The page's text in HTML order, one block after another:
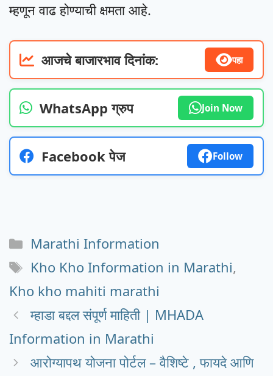
म्हणून वाढ होण्याची क्षमता आहे.
आजचे बाजारभाव दिनांक: पहा
WhatsApp ग्रुप Join Now
Facebook पेज Follow
Categories
Marathi Information
Tags
Kho Kho Information in Marathi,
Kho kho mahiti marathi
म्हाडा बद्दल संपूर्ण माहिती | MHADA
Information in Marathi
आरोग्यापथ योजना पोर्टल – वैशिष्टे , फायदे आणि